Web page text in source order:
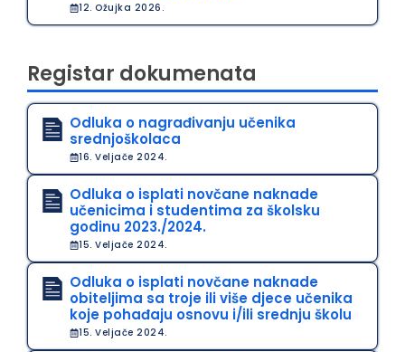
12. Ožujka 2026.
Registar dokumenata
Odluka o nagrađivanju učenika
srednjoškolaca
16. Veljače 2024.
Odluka o isplati novčane naknade
učenicima i studentima za školsku
godinu 2023./2024.
15. Veljače 2024.
Odluka o isplati novčane naknade
obiteljima sa troje ili više djece učenika
koje pohađaju osnovu i/ili srednju školu
15. Veljače 2024.